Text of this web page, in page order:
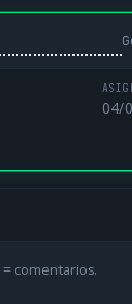
04/
= comentarios.